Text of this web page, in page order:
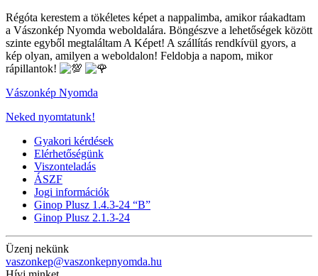
Régóta kerestem a tökéletes képet a nappalimba, amikor ráakadtam
a Vászonkép Nyomda weboldalára. Böngészve a lehetőségek között
szinte egyből megtaláltam A Képet! A szállítás rendkívül gyors, a
kép olyan, amilyen a weboldalon! Feldobja a napom, mikor
rápillantok!
Vászonkép Nyomda
Neked nyomtatunk!
Gyakori kérdések
Elérhetőségünk
Viszonteladás
ÁSZF
Jogi információk
Ginop Plusz 1.4.3-24 “B”
Ginop Plusz 2.1.3-24
Üzenj nekünk
vaszonkep@vaszonkepnyomda.hu